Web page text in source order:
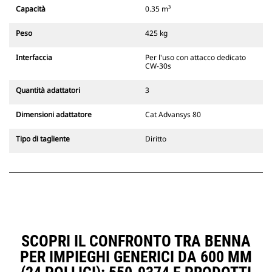
Cat sono compatibili con gli
gli escavatori gommati. Sono
larghezze per scavo di fossati.
sistema di attacco dedicato CW
fisse. Gli attacchi dedicati CW
bloccaggio a cuneo per mantenere
disponibili per tutti gli escavatori
Capacità 0.35 m³
Peso 425 kg
Interfaccia
Per l'uso con attacco dedicato
CW-30s
Quantità adattatori 3
Dimensioni adattatore Cat Advansys 80
Tipo di tagliente Diritto
SCOPRI IL CONFRONTO TRA BENNA
PER IMPIEGHI GENERICI DA 600 MM